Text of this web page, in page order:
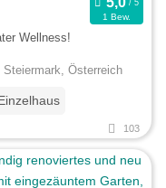
1 Bew.
Wellness!
Österreich
Einzelhaus
103